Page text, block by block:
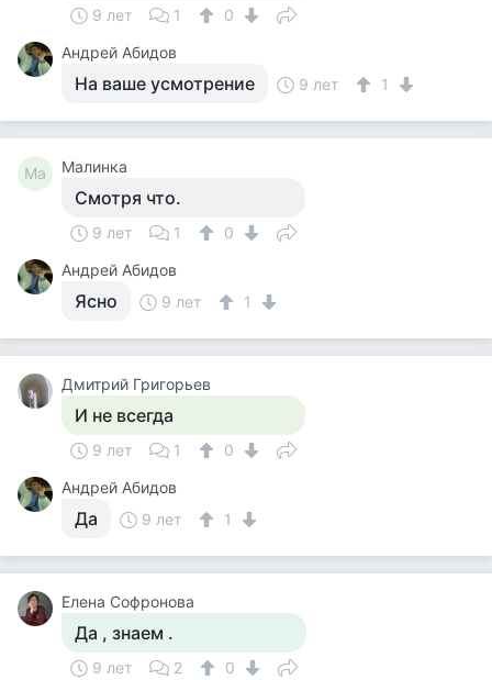
9 лет 1
0
Андрей Абидов
На ваше усмотрение 9 лет 1
Ма Малинка
Смотря что.
9 лет 1
0
Андрей Абидов
Ясно 9 лет 1
Дмитрий Григорьев
И не всегда
9 лет 1
0
Андрей Абидов
Да 9 лет 1
Елена Софронова
Да , знаем .
9 лет 2 0